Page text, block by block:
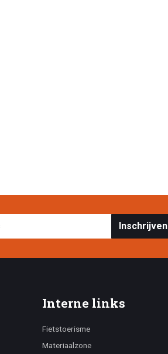
Inschrijven
Interne links
Fietstoerisme
Materiaalzone